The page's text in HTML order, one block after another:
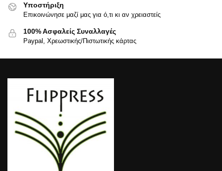
Υποστήριξη
Επικοινώνησε μαζί μας για ό,τι κι αν χρειαστείς
100% Ασφαλείς Συναλλαγές
Paypal, Χρεωστικής/Πιστωτικής κάρτας